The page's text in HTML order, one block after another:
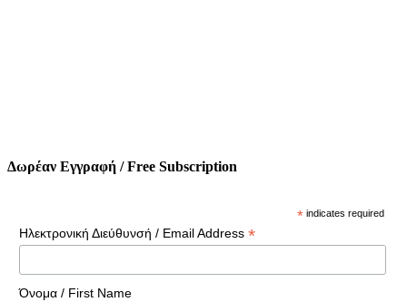
Δωρέαν Εγγραφή / Free Subscription
* indicates required
Ηλεκτρονική Διεύθυνσή / Email Address *
Όνομα / First Name